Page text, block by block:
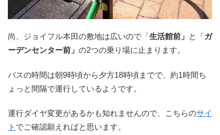
尚、ジョイフル本田の敷地は広いので「 生活館前」 と「 ガ
ーデンセンター前」 の2つの乗り場に止まります。
バスの時間は朝9時頃から夕方18時頃までで、約1時間ち
ょっと間隔で運行しているようです。
運行ダイヤ変更があるかも知れませんので、こちらのサイ
ト でご確認願えればと思います。